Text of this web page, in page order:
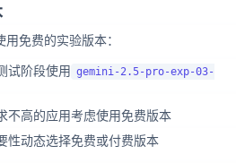
免费的实验版本：
试阶段使用 gemini-2.5-pro-exp-03-
不高的应用考虑使用免费版本
性动态选择免费或付费版本